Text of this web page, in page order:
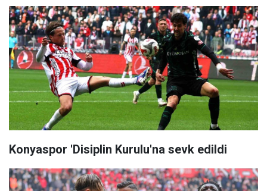
Konyaspor 'Disiplin Kurulu'na sevk edildi